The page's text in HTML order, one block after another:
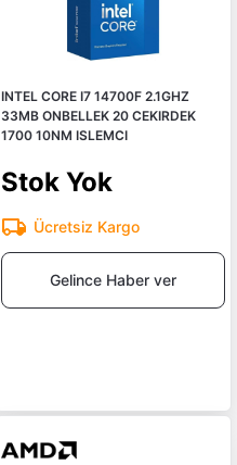
INTEL CORE I7 14700F 2.1GHZ
33MB ONBELLEK 20 CEKIRDEK
1700 10NM ISLEMCI
Stok Yok
Ücretsiz Kargo
Gelince Haber ver